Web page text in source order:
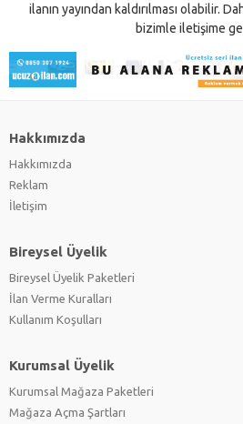
ilanın yayından kaldırılması olabilir.
bizimle iletişime
Hakkımızda
Hakkımızda
Reklam
İletişim
Bireysel Üyelik
Bireysel Üyelik Paketleri
İlan Verme Kuralları
Kullanım Koşulları
Kurumsal Üyelik
Kurumsal Mağaza Paketleri
Mağaza Açma Şartları